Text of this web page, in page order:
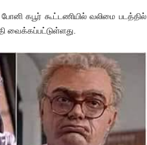
கபூர் கூட்டணியில் வலிமை படத்தில்
வைக்கப்பட்டுள்ளது.